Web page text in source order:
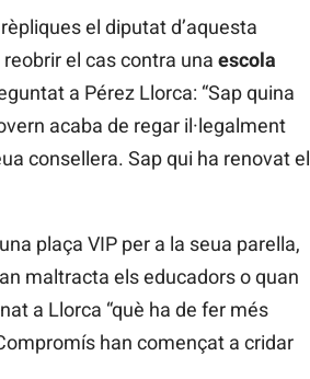
el diputat d’aquesta
reobrir el cas contra una escola
a Pérez Llorca: “Sap quina
acaba de regar il·legalment
consellera. Sap qui ha renovat el
plaça VIP per a la seua parella,
maltracta els educadors o quan
a Llorca “què ha de fer més
han començat a cridar